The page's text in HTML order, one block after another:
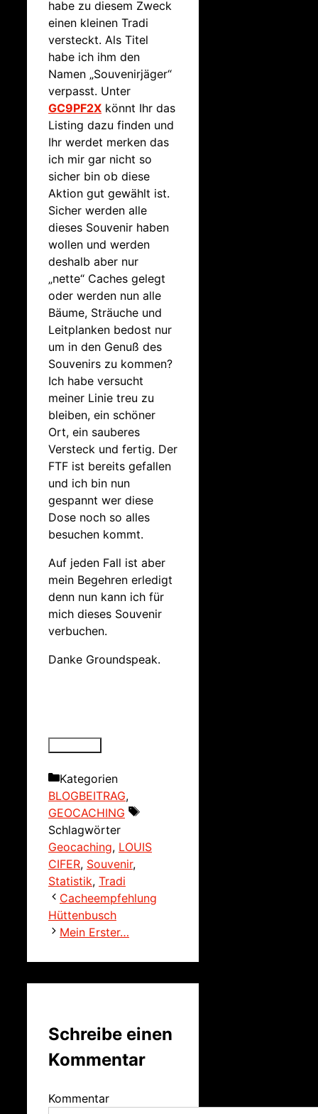
habe zu diesem Zweck
einen kleinen Tradi
versteckt. Als Titel
habe ich ihm den
Namen „Souvenirjäger“
verpasst. Unter
GC9PF2X könnt Ihr das
Listing dazu finden und
Ihr werdet merken das
ich mir gar nicht so
sicher bin ob diese
Aktion gut gewählt ist.
Sicher werden alle
dieses Souvenir haben
wollen und werden
deshalb aber nur
„nette“ Caches gelegt
oder werden nun alle
Bäume, Sträuche und
Leitplanken bedost nur
um in den Genuß des
Souvenirs zu kommen?
Ich habe versucht
meiner Linie treu zu
bleiben, ein schöner
Ort, ein sauberes
Versteck und fertig. Der
FTF ist bereits gefallen
und ich bin nun
gespannt wer diese
Dose noch so alles
besuchen kommt.
Auf jeden Fall ist aber
mein Begehren erledigt
denn nun kann ich für
mich dieses Souvenir
verbuchen.
Danke Groundspeak.
Kategorien
BLOGBEITRAG,
GEOCACHING
Schlagwörter
Geocaching, LOUIS
CIFER, Souvenir,
Statistik, Tradi
Cacheempfehlung
Hüttenbusch
Mein Erster…
Schreibe einen
Kommentar
Kommentar